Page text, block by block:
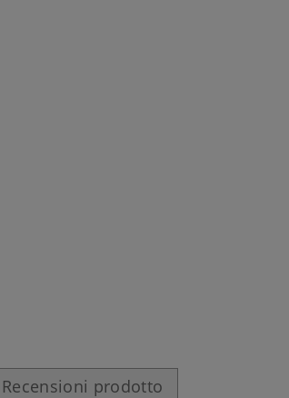
Recensioni prodotto